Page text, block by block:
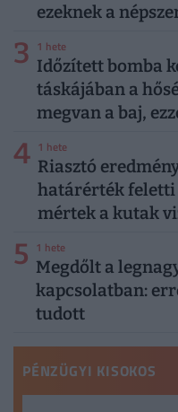
ezeknek a
3 1 hete
Időzített bomba
táskájában a
megvan a baj,
4 1 hete
Riasztó
határérték
mértek a kutak
5 1 hete
Megdőlt a
kapcsolatban:
tudott
PÉNZÜGYI KISOKOS